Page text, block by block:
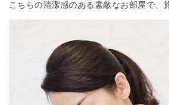
こちらの清潔感のある素敵なお部屋で、